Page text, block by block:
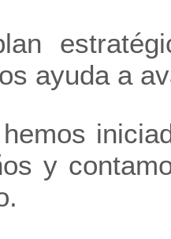
ayuda a
hemos
y